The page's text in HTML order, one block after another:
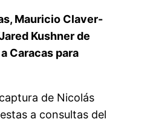
Mauricio Claver-
Kushner de
Caracas para
de Nicolás
a consultas del